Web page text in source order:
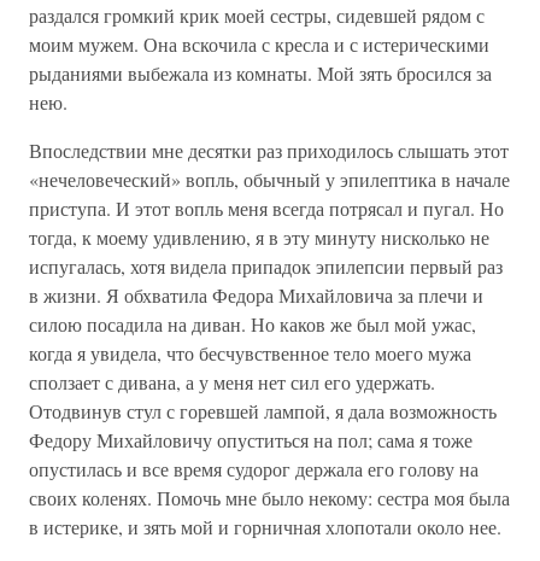
раздался громкий крик моей сестры, сидевшей рядом с
моим мужем. Она вскочила с кресла и с истерическими
рыданиями выбежала из комнаты. Мой зять бросился за
нею.
Впоследствии мне десятки раз приходилось слышать этот
«нечеловеческий» вопль, обычный у эпилептика в начале
приступа. И этот вопль меня всегда потрясал и пугал. Но
тогда, к моему удивлению, я в эту минуту нисколько не
испугалась, хотя видела припадок эпилепсии первый раз
в жизни. Я обхватила Федора Михайловича за плечи и
силою посадила на диван. Но каков же был мой ужас,
когда я увидела, что бесчувственное тело моего мужа
сползает с дивана, а у меня нет сил его удержать.
Отодвинув стул с горевшей лампой, я дала возможность
Федору Михайловичу опуститься на пол; сама я тоже
опустилась и все время судорог держала его голову на
своих коленях. Помочь мне было некому: сестра моя была
в истерике, и зять мой и горничная хлопотали около нее.